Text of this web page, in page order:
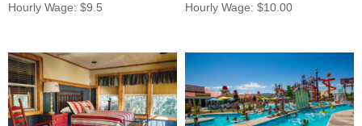
Hourly Wage: $9.5
Hourly Wage: $10.00